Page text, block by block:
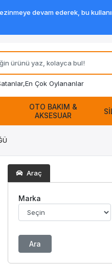
En Çok Oylananlar
OTO BAKIM &
AKSESUAR
Araç
Marka
Ara
devam ederek, bu